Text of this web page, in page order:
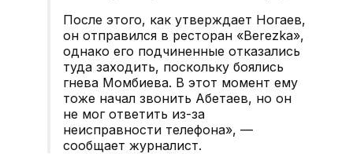
После этого, как утверждает Ногаев,
он отправился в ресторан «Berezka»,
однако его подчиненные отказались
туда заходить, поскольку боялись
гнева Момбиева. В этот момент ему
тоже начал звонить Абетаев, но он
не мог ответить из-за
неисправности телефона», —
сообщает журналист.